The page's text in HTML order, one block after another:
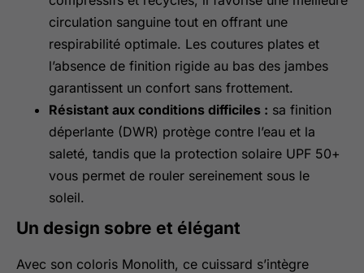
circulation sanguine tout en offrant une
respirabilité optimale. Les coutures plates et
l’absence de finition rigide au bas des jambes
garantissent un confort sans frottement.
Résistant aux conditions difficiles : sa finition
déperlante (DWR) protège contre l’eau et la
saleté, tandis que la protection solaire UPF 50+
vous permet de rouler sereinement sous le
soleil.
Un design sobre et élégant
Avec son coloris Monolith, ce cuissard s’intègre